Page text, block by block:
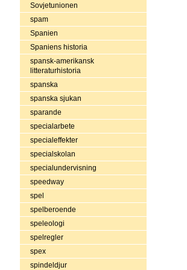
Sovjetunionen
spam
Spanien
Spaniens historia
spansk-amerikansk
litteraturhistoria
spanska
spanska sjukan
sparande
specialarbete
specialeffekter
specialskolan
specialundervisning
speedway
spel
spelberoende
speleologi
spelregler
spex
spindeldjur